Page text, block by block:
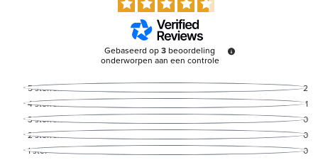
Gebaseerd op3beoordeling
onderworpen aan een controle
5sterren
2
4sterren
1
3sterren
0
2sterren
0
1ster 0